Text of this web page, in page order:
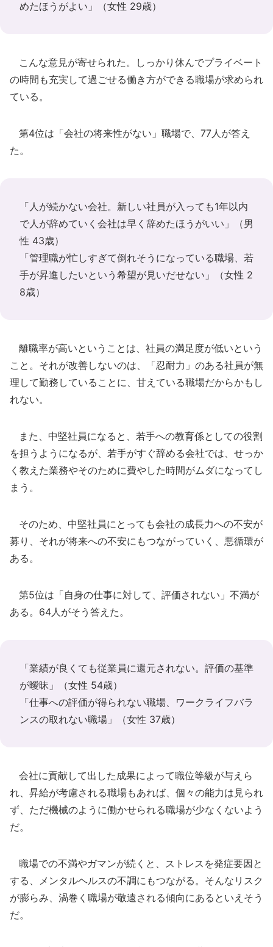
めたほうがよい」（女性 29歳）
こんな意見が寄せられた。しっかり休んでプライベート
の時間も充実して過ごせる働き方ができる職場が求められ
ている。
第4位は「会社の将来性がない」職場で、77人が答え
た。
「人が続かない会社。新しい社員が入っても1年以内
で人が辞めていく会社は早く辞めたほうがいい」（男
性 43歳）
「管理職が忙しすぎて倒れそうになっている職場、若
手が昇進したいという希望が見いだせない」（女性 2
8歳）
離職率が高いということは、社員の満足度が低いという
こと。それが改善しないのは、「忍耐力」のある社員が無
理して勤務していることに、甘えている職場だからかもし
れない。
また、中堅社員になると、若手への教育係としての役割
を担うようになるが、若手がすぐ辞める会社では、せっか
く教えた業務やそのために費やした時間がムダになってし
まう。
そのため、中堅社員にとっても会社の成長力への不安が
募り、それが将来への不安にもつながっていく、悪循環が
ある。
第5位は「自身の仕事に対して、評価されない」不満が
ある。64人がそう答えた。
「業績が良くても従業員に還元されない。評価の基準
が曖昧」（女性 54歳）
「仕事への評価が得られない職場、ワークライフバラ
ンスの取れない職場」（女性 37歳）
会社に貢献して出した成果によって職位等級が与えら
れ、昇給が考慮される職場もあれば、個々の能力は見られ
ず、ただ機械のように働かせられる職場が少なくないよう
だ。
職場での不満やガマンが続くと、ストレスを発症要因と
する、メンタルヘルスの不調にもつながる。そんなリスク
が膨らみ、渦巻く職場が敬遠される傾向にあるといえそう
だ。